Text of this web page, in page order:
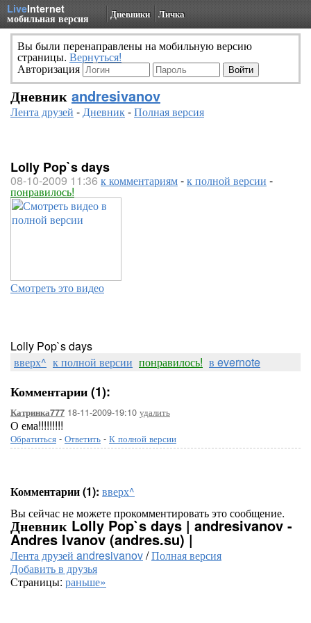
LiveInternet
мобильная версия Дневники Личка
Вы были перенаправлены на мобильную версию
страницы. Вернуться!
Авторизация
Дневник andresivanov
Лента друзей -Дневник-Полная версия
Lolly Pop`s days
08-10-2009 11:36 к комментариям-к полной версии -
понравилось!
Смотреть это видео
Lolly Pop`s days
вверх^ к полной версии понравилось! в evernote
Комментарии (1):
Катринка777 18-11-2009-19:10 удалить
О ема!!!!!!!!!
Обратиться - Ответить - К полной версии
Комментарии (1): вверх^
Вы сейчас не можете прокомментировать это сообщение.
Дневник Lolly Pop`s days | andresivanov -
Andres Ivanov (andres.su) |
Лента друзей andresivanov/Полная версия
Добавить в друзья
Страницы: раньше»